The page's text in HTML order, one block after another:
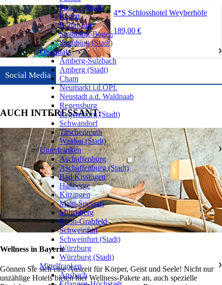
4*S Schlosshotel Weyberhöfe
189,00 €
Social Media
AUCH INTERESSANT:
Wellness in Bayern
Gönnen Sie sich eine Auszeit für Körper, Geist und Seele! Nicht nur
unzählige Hotels bieten hier Wellness-Pakete an, auch spezielle
Passau (Stadt)
Regen
Rottal-Inn
Straubing-Bogen
Straubing (Stadt)
Oberpfalz
❯
Amberg-Sulzbach
Amberg (Stadt)
Cham
Neumarkt i.d.OPf.
Neustadt a.d. Waldnaab
Regensburg
Regensburg (Stadt)
Schwandorf
Tirschenreuth
Weiden (Stadt)
Unterfranken
❯
Aschaffenburg
Aschaffenburg (Stadt)
Bad Kissingen
Haßberge
Kitzingen
Main-Spessart
Miltenberg
Rhön-Grabfeld
Schweinfurt
Schweinfurt (Stadt)
Würzburg
Würzburg (Stadt)
Mittelfranken
❯
Ansbach